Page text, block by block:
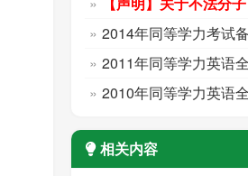
2014年同等学力考试
2011年同等学力英语全国统
2010年同等学力英语全国统
相关内容